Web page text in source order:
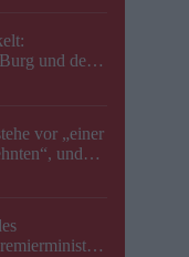
und der
vor „einer
und